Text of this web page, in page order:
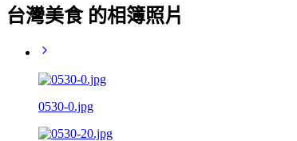
台灣美食 的相簿照片
0530-0.jpg